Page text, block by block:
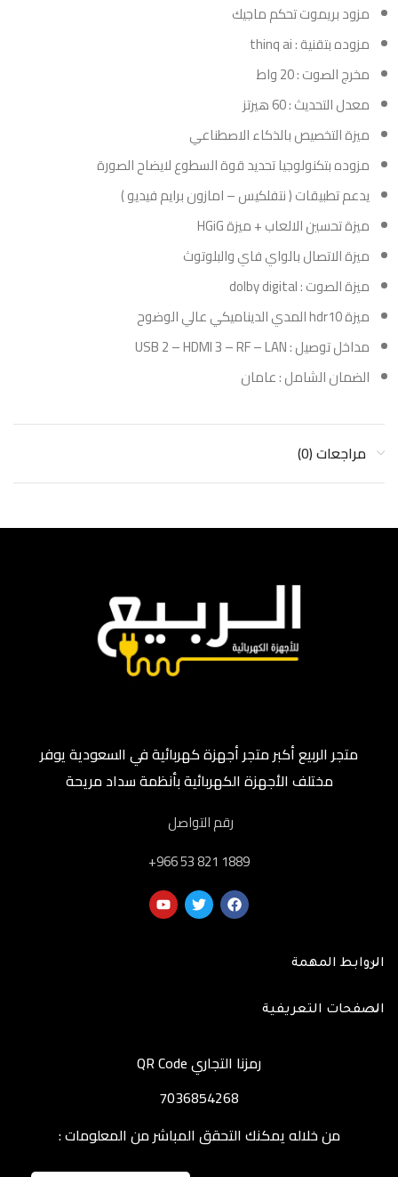
مزود بريموت تحكم ماجيك
مزوده بتقنية : thinq ai
مخرج الصوت : 20 واط
معدل التحديث : 60 هيرتز
ميزة التخصيص بالذكاء الاصطناعي
مزوده بتكنولوجيا تحديد قوة السطوع لايضاح الصورة
يدعم تطبيقات ( نتفلكيس – امازون برايم فيديو )
ميزة تحسين الالعاب + ميزة HGiG
ميزة الاتصال بالواي فاي والبلوتوث
ميزة الصوت : dolby digital
ميزة hdr10 المدي الديناميكي عالي الوضوح
مداخل توصيل : USB 2 – HDMI 3 – RF – LAN
الضمان الشامل : عامان
مراجعات (0)
متجر الربيع أكبر متجر أجهزة كهربائية في السعودية يوفر
مختلف الأجهزة الكهربائية بأنظمة سداد مريحة
رقم التواصل
‎+966 53 821 1889
الروابط المهمة
الصفحات التعريفية
رمزنا التجاري QR Code
7036854268
من خلاله يمكنك التحقق المباشر من المعلومات :